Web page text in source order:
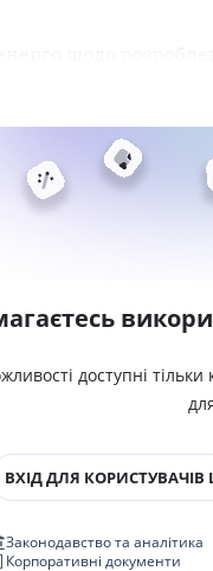
доступні
ВХІД ДЛЯ КОРИСТУВАЧІВ
Законодавство та аналітика
Корпоративні документи